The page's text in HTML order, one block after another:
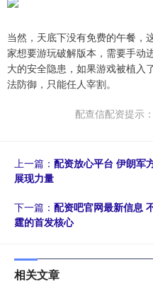
当然，天底下没有免费的午餐，
家想要游玩破解版本，需要手动
大的安全隐患，如果游戏被植入
法防御，只能任人宰割。
配查信配资提示
上一篇： 配资放心平台 伊朗军
展现力量
下一篇： 配资吧官网最新信息
霆的首发核心
相关文章